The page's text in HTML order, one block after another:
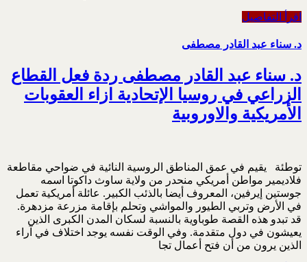
اقرأ التفاصيل
د. سناء عبد القادر مصطفى
د. سناء عبد القادر مصطفى ردة فعل القطاع
الزراعي في روسيا الإتحادية ازاء العقوبات
الأمريكية والاوروبية
توطئة يقيم في عمق المناطق الروسية النائية في ضواحي مقاطعة
فلاديمير مواطن أمريكي منحدر من ولاية ساوث داكوتا اسمه
جوستين إيرفين، المعروف أيضا بالذئب الكبير. عائلة أمريكية تعمل
في الأرض وتربي الطيور والمواشي وتحلم بإقامة مزرعة مزدهرة.
قد تبدو هذه القصة طوباوية بالنسبة لسكان المدن الكبرى الذين
يعيشون في دول متقدمة. وفي الوقت نفسه يوجد اختلاف في آراء
الذين يرون من أن فتح أعمال تجا